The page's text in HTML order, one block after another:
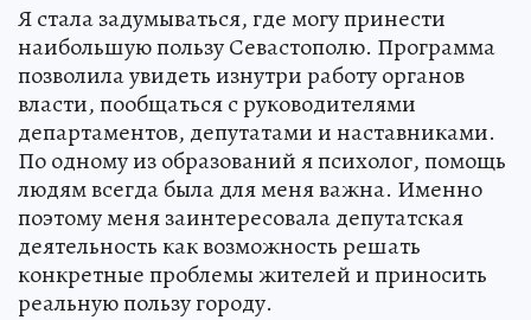
Я стала задумываться, где могу принести
наибольшую пользу Севастополю. Программа
позволила увидеть изнутри работу органов
власти, пообщаться с руководителями
департаментов, депутатами и наставниками.
По одному из образований я психолог, помощь
людям всегда была для меня важна. Именно
поэтому меня заинтересовала депутатская
деятельность как возможность решать
конкретные проблемы жителей и приносить
реальную пользу городу.